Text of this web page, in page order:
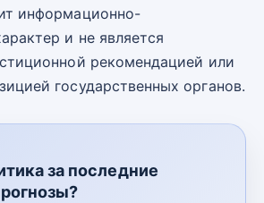
информационно-
и не является
рекомендацией или
государственных органов.
за последние